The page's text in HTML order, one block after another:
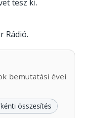
tesz ki.
Rádió.
bemutatási évei
összesítés